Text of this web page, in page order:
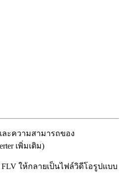
ละความสามารถของ
เพิ่มเติม)
ให้กลายเป็นไฟล์วิดีโอรูปแบบ